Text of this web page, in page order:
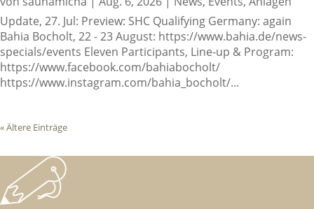
Update, 27. Jul: Preview: SHC Qualifying Germany: again
Bahia Bocholt, 22 - 23 August: https://www.bahia.de/news-
specials/events Eleven Participants, Line-up & Program:
https://www.facebook.com/bahiabocholt/
https://www.instagram.com/bahia_bocholt/...
« Ältere Einträge